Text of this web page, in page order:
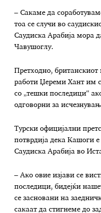
– Сакаме да
тоа се случи во
Саудиска Арабија мора
Чавушоглу.
Претходно,
работи Џереми Хант им
со „тешки последици“
одговорни за
Турски официјални
потврдија дека Кашоги
Саудиска Арабија во
– Ако овие изјави се
последици, бидејќи
се засновани на
сакаат да стигнеме до